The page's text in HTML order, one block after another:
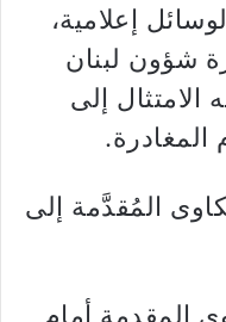
إعلامية،
شؤون لبنان
الامتثال إلى
المغادرة.
المُقدَّمة إلى
المقدمة أمام